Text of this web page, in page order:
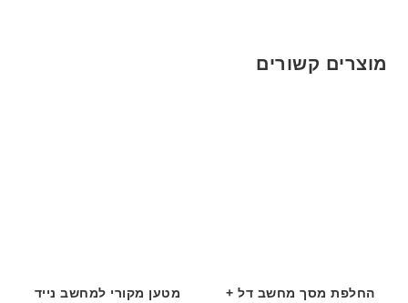
מוצרים קשורים
החלפת מסך מחשב דל +
מטען מקורי למחשב נייד